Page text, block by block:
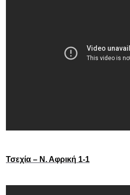
Τσεχία – Ν. Αφρική 1-1